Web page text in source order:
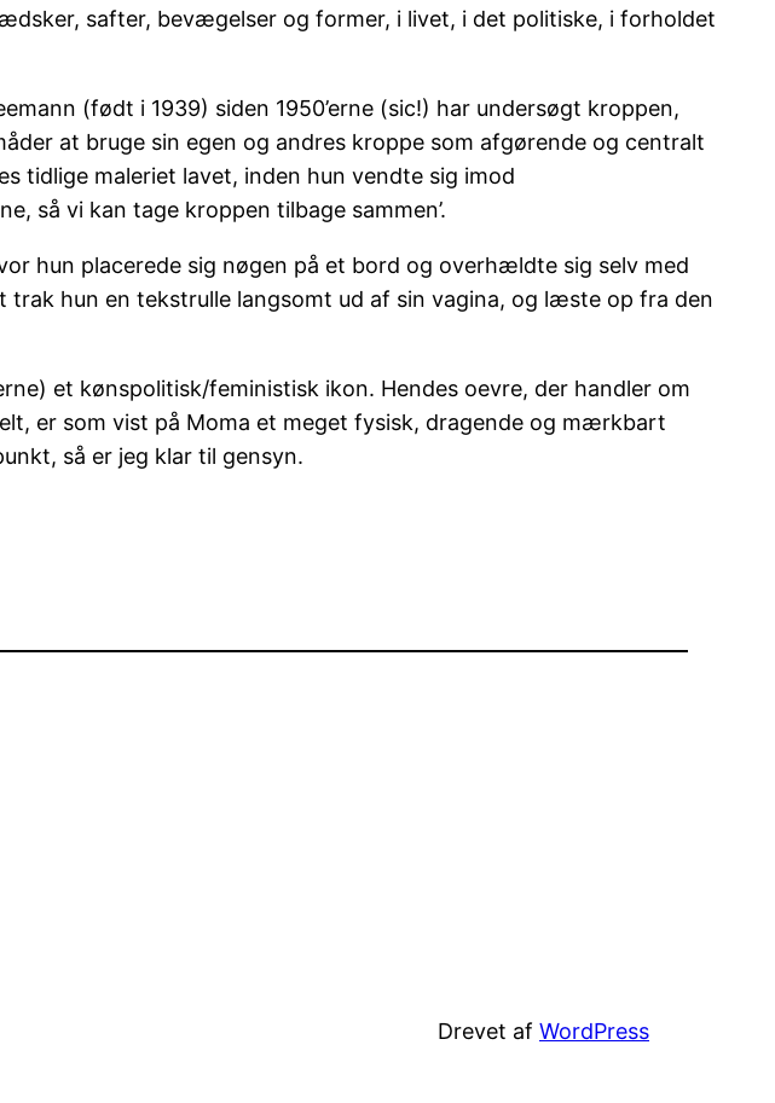
safter, bevægelser og former, i livet, i det politiske, i forholdet
(født i 1939) siden 1950’erne (sic!) har undersøgt kroppen,
at bruge sin egen og andres kroppe som afgørende og centralt
tidlige maleriet lavet, inden hun vendte sig imod
så vi kan tage kroppen tilbage sammen’.
hun placerede sig nøgen på et bord og overhældte sig selv med
hun en tekstrulle langsomt ud af sin vagina, og læste op fra den
et kønspolitisk/feministisk ikon. Hendes oevre, der handler om
er som vist på Moma et meget fysisk, dragende og mærkbart
så er jeg klar til gensyn.
Drevet af WordPress